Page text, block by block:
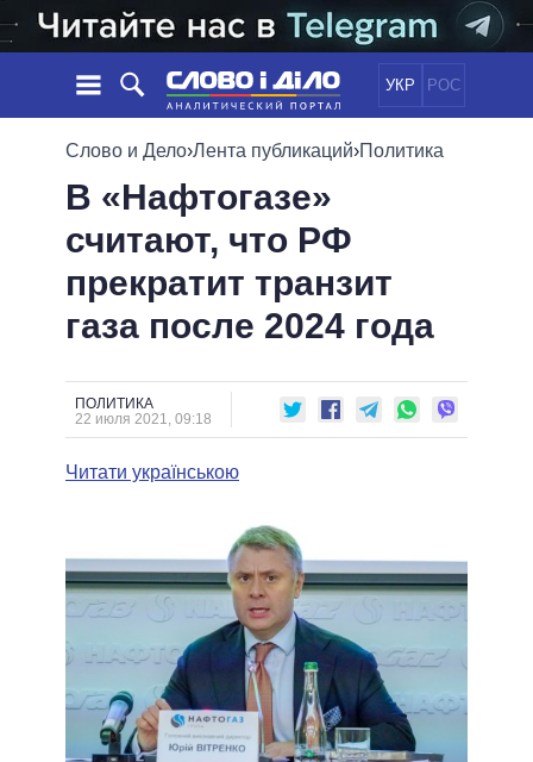
УКР РОС
НОВОСТИ
ЛЕНТА
СОБЫТИЯ
СТАТЬИ
МНЕНИЯ
ОБЗОРЫ
ДАЙДЖЕСТЫ
ПОЛИТИКА
ЭКОНОМИКА
ОБЩЕСТВО
ОБЕЩАНИЯ
ПОЛИТИКИ
ВСЕ ПОЛИТИКИ
ПРЕЗИДЕНТ И ОФИС
ВЕРХОВНАЯ РАДА
КАБИНЕТ МИНИСТРОВ
МЭРЫ
ИНФОГРАФИКА
ПОДДЕРЖАТЬ
СРАВНЕНИЕ ПОЛИТИКОВ
Слово и Дело›Лента публикаций›Политика
В «Нафтогазе»
считают, что РФ
прекратит транзит
газа после 2024 года
ПОЛИТИКА
22 июля 2021, 09:18
Читати українською